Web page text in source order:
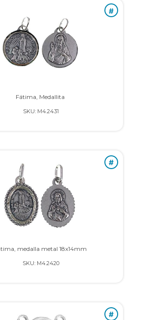
#
Fátima, Medallita
SKU: M4.2431
#
medalla metal 18x14mm
SKU: M4.2420
#